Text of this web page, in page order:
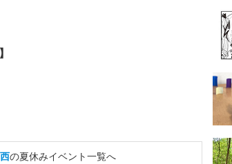
の夏休みイベント一覧へ